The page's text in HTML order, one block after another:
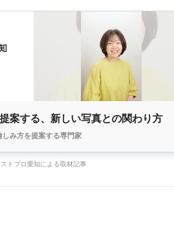
案する、新しい写真との関わり方
み方を提案する専門家
トプロ愛知による取材記事